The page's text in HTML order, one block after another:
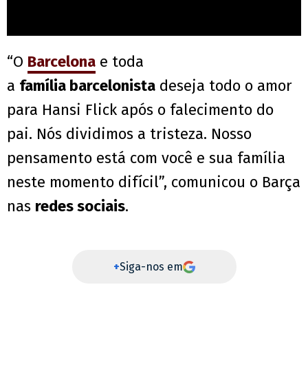
“O Barcelona e toda
a família barcelonista deseja todo o amor
para Hansi Flick após o falecimento do
pai. Nós dividimos a tristeza. Nosso
pensamento está com você e sua família
neste momento difícil”, comunicou o Barça
nas redes sociais.
+Siga-nos em